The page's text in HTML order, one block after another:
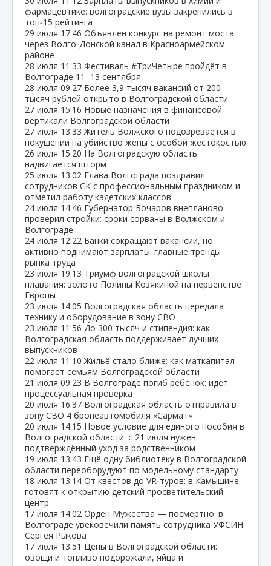
фармацевтике: волгоградские вузы закрепились в
топ‑15 рейтинга
29 июля 17:46 Объявлен конкурс на ремонт моста
через Волго‑Донской канал в Красноармейском
районе
28 июля 11:33 Фестиваль #ТриЧетыре пройдёт в
Волгограде 11–13 сентября
28 июля 09:27 Более 3,9 тысяч вакансий от 200
тысяч рублей открыто в Волгоградской области
27 июля 15:16 Новые назначения в финансовой
вертикали Волгоградской области
27 июля 13:33 Житель Волжского подозревается в
покушении на убийство жены с особой жестокостью
26 июля 15:20 На Волгоградскую область
надвигается шторм
25 июля 13:02 Глава Волгограда поздравил
сотрудников СК с профессиональным праздником и
отметил работу кадетских классов
24 июля 14:46 Губернатор Бочаров внепланово
проверил стройки: сроки сорваны в Волжском и
Волгограде
24 июля 12:22 Банки сокращают вакансии, но
активно поднимают зарплаты: главные тренды
рынка труда
23 июля 19:13 Триумф волгоградской школы
плавания: золото Полины Козякиной на первенстве
Европы
23 июля 14:05 Волгоградская область передала
технику и оборудование в зону СВО
23 июля 11:56 До 300 тысяч и стипендия: как
Волгоградская область поддерживает лучших
выпускников
22 июля 11:10 Жильё стало ближе: как маткапитал
помогает семьям Волгоградской области
21 июля 09:23 В Волгограде погиб ребёнок: идёт
процессуальная проверка
20 июля 16:37 Волгоградская область отправила в
зону СВО 4 бронеавтомобиля «Сармат»
20 июля 14:15 Новое условие для единого пособия в
Волгоградской области: с 21 июля нужен
подтверждённый уход за родственником
19 июля 13:43 Ещё одну библиотеку в Волгоградской
области переоборудуют по модельному стандарту
18 июля 13:14 От квестов до VR‑туров: в Камышине
готовят к открытию детский просветительский
центр
17 июля 14:02 Орден Мужества — посмертно: в
Волгограде увековечили память сотрудника УФСИН
Сергея Рыкова
17 июля 13:51 Цены в Волгоградской области:
овощи и топливо подорожали, яйца и